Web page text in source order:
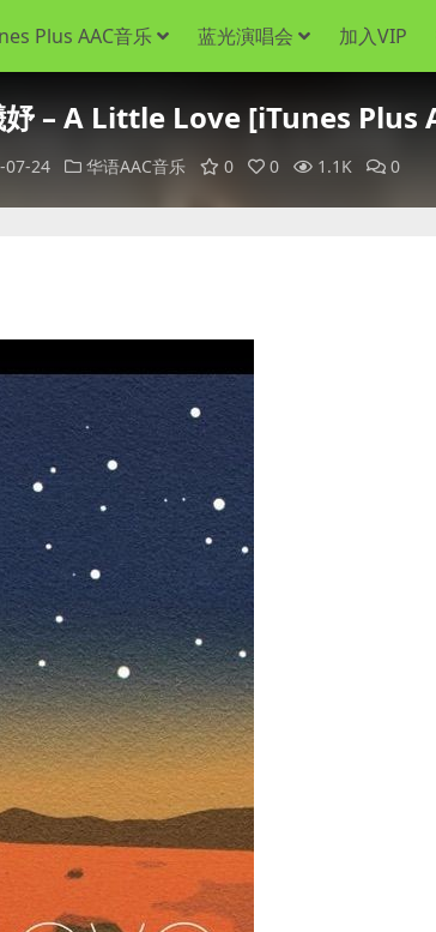
Plus AAC音乐 蓝光演唱会 加入VIP
妤 – A Little Love [iTunes Plus
07-24 华语AAC音乐 0 0 1.1K 0